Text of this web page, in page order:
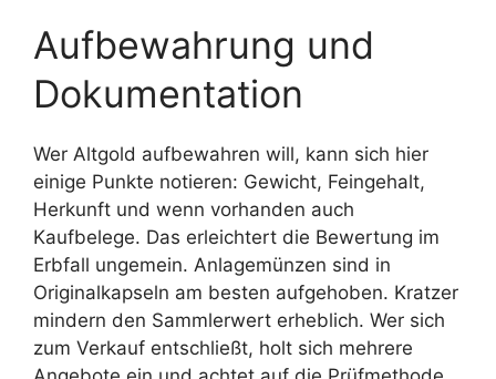
Aufbewahrung und
Dokumentation
Wer Altgold aufbewahren will, kann sich hier
einige Punkte notieren: Gewicht, Feingehalt,
Herkunft und wenn vorhanden auch
Kaufbelege. Das erleichtert die Bewertung im
Erbfall ungemein. Anlagemünzen sind in
Originalkapseln am besten aufgehoben. Kratzer
mindern den Sammlerwert erheblich. Wer sich
zum Verkauf entschließt, holt sich mehrere